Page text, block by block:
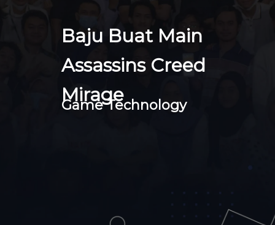
Baju Buat Main
Assassins Creed
Mirage
Game Technology